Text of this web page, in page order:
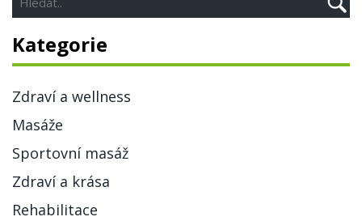
Kategorie
Zdraví a wellness
Masáže
Sportovní masáž
Zdraví a krása
Rehabilitace